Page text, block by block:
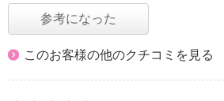
参考になった
このお客様の他のクチコミを見る